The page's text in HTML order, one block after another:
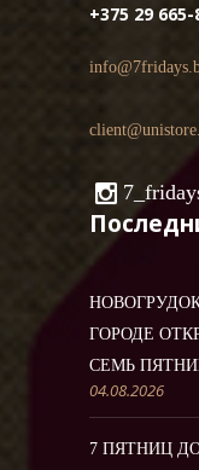
+375 29
ГОРОДЕ
СЕМЬ
04.08.2026
7 ПЯТНИЦ